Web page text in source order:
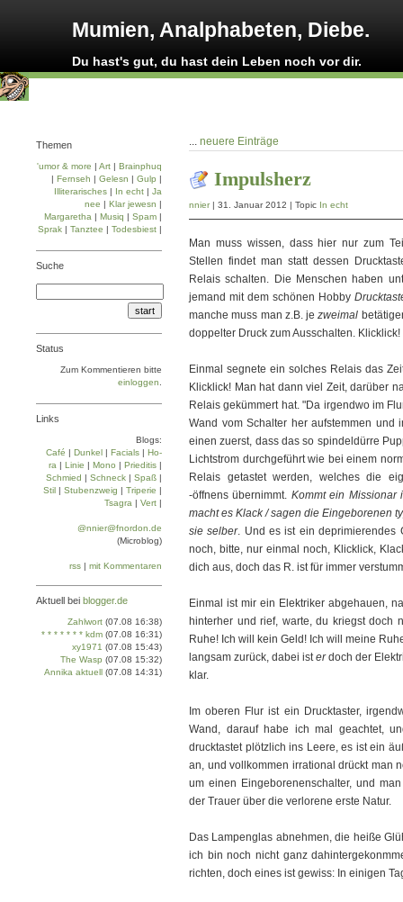
Mumien, Analphabeten, Diebe.
Du hast's gut, du hast dein Leben noch vor dir.
... neuere Einträge
Impulsherz
nnier| 31. Januar 2012 | Topic In echt
Man muss wissen, dass hier nur zum
Stellen findet man statt dessen
Relais schalten. Die Menschen haben
jemand mit dem schönen Hobby
manche muss man z.B. jezweimal
doppelter Druck zum Ausschalten.
Einmal segnete ein solches Relais das
Klicklick! Man hat dann viel Zeit, darüber
Relais gekümmert hat. "Da irgendwo im
Wand vom Schalter her aufstemmen
einen zuerst, dass das so spindeldürre
Lichtstrom durchgeführt wie bei einem
Relais getastet werden, welches die
-öffnens übernimmt. Kommt ein Missionar
macht es Klack / sagen die Eingeborenen
sie selber. Und es ist ein deprimierendes
noch, bitte, nur einmal noch, Klicklick,
dich aus, doch das R. ist für immer
Einmal ist mir ein Elektriker abgehauen,
hinterher und rief, warte, du kriegst doch
Ruhe! Ich will kein Geld! Ich will meine
langsam zurück, dabei isterdoch der
klar.
Im oberen Flur ist ein Drucktaster,
Wand, darauf habe ich mal geachtet,
drucktastet plötzlich ins Leere, es ist ein
an, und vollkommen irrational drückt man
um einen Eingeborenenschalter, und
der Trauer über die verlorene erste Natur.
Das Lampenglas abnehmen, die heiße
ich bin noch nicht ganz
richten, doch eines ist gewiss: In einigen
Themen
'umor & more | Art | Brainphuq
| Fernseh | Gelesn | Gulp |
Illiterarisches | In echt | Ja
nee | Klar jewesn |
Margaretha | Musiq | Spam |
Sprak | Tanztee | Todesbiest |
Suche
Status
Zum Kommentieren bitte
einloggen
Links
Blogs:
Café | Dun­kel | Facials | Ho­
ra | Linie | Mo­no | Prie­di­tis |
Schmied | Schneck | Spaß |
Stil | Stu­ben­zweig | Tri­pe­rie |
Tsa­gra | Vert |
@nnier@fnordon.de
(Microblog)
rss | mit Kommentaren
Aktuell bei blogger.de
Zahlwort (07.08 16:38)
* * * * * * * kdm (07.08 16:31)
xy1971 (07.08 15:43)
The Wasp (07.08 15:32)
Annika aktuell (07.08 14:31)